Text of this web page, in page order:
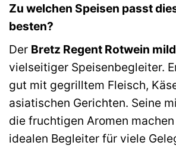
Zu welchen Speisen passt
besten?
Der Bretz Regent Rotwein
vielseitiger Speisenbegleiter.
gut mit gegrilltem Fleisch,
asiatischen Gerichten. Seine
die fruchtigen Aromen
idealen Begleiter für viele